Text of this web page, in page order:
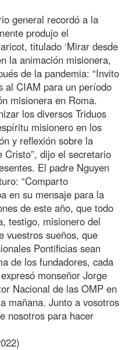
general recordó a la
produjo el
titulado ‘Mirar desde
la animación misionera,
de la pandemia: “Invito
al CIAM para un período
misionera en Roma.
los diversos Triduos
misionero en los
y reflexión sobre la
Cristo”, dijo el secretario
El padre Nguyen
“Comparto
en su mensaje para la
de este año, que todo
testigo, misionero del
vuestros sueños, que
Pontificias sean
de los fundadores, cada
monseñor Jorge
Nacional de las OMP en
mañana. Junto a vosotros
nosotros para hacer